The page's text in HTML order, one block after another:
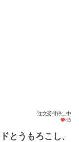
注文受付停止中
45
とうもろこし、